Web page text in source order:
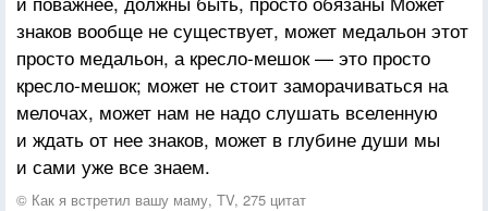
Вышел хозяин хмурый,
Семерых всех поклал в мешок.
По сугробам она бежала,
Поспевая за ним бежать
И так долго, долго дрожала
Воды не замерзшей гладь.
знаков вообще не существует, может медальон этот
просто медальон, а кресло-мешок — это просто
кресло-мешок; может не стоит заморачиваться на
мелочах, может нам не надо слушать вселенную
и ждать от нее знаков, может в глубине души мы
и сами уже все знаем.
© Как я встретил вашу маму, TV, 275 цитат